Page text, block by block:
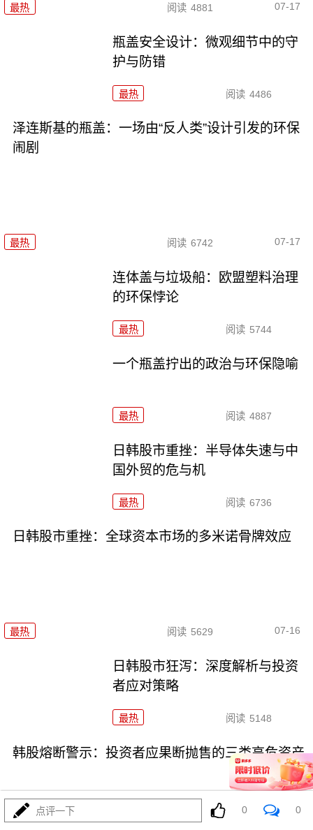
最热 阅读 4881 07-17
瓶盖安全设计：微观细节中的守
护与防错
最热 阅读 4486
泽连斯基的瓶盖：一场由“反人类”设计引发的环保
闹剧
最热 阅读 6742 07-17
连体盖与垃圾船：欧盟塑料治理
的环保悖论
最热 阅读 5744
一个瓶盖拧出的政治与环保隐喻
最热 阅读 4887
日韩股市重挫：半导体失速与中
国外贸的危与机
最热 阅读 6736
日韩股市重挫：全球资本市场的多米诺骨牌效应
最热 阅读 5629 07-16
日韩股市狂泻：深度解析与投资
者应对策略
最热 阅读 5148
韩股熔断警示：投资者应果断抛售的三类高危资产
点评一下 0 0